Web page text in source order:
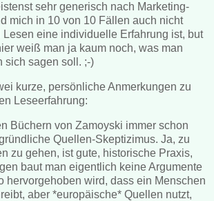
sehr generisch nach Marketing-
mich in 10 von 10 Fällen auch nicht
eine individuelle Erfahrung ist, but
weiß man ja kaum noch, was man
sich sagen soll. ;-)
kurze, persönliche Anmerkungen zu
Leseerfahrung:
Büchern von Zamoyski immer schon
Quellen-Skeptizimus. Ja, zu
zu gehen, ist gute, historische Praxis,
baut man eigentlich keine Argumente
hervorgehoben wird, dass ein Menschen
aber *europäische* Quellen nutzt,